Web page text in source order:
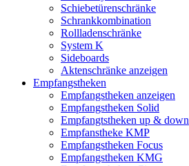
Schiebetürenschränke
Schrankkombination
Rollladenschränke
System K
Sideboards
Aktenschränke anzeigen
Empfangstheken
Empfangstheken anzeigen
Empfangstheken Solid
Empfangtstheken up & down
Empfanstheke KMP
Empfangstheken Focus
Empfangstheken KMG